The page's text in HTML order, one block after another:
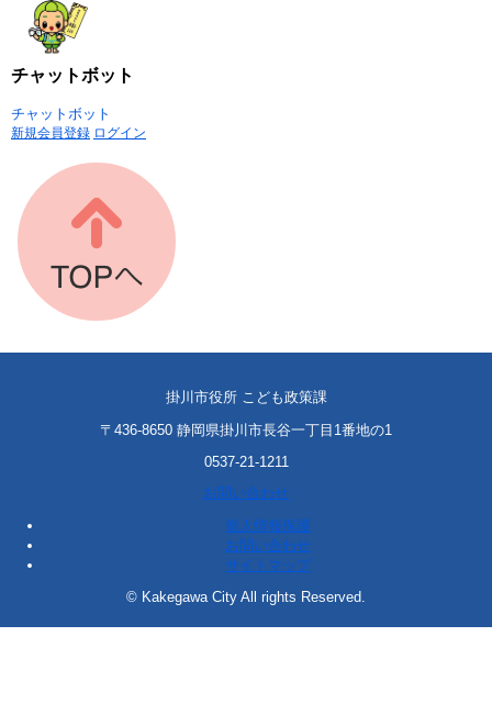
チャットボット
チャットボット
新規会員登録 ログイン
掛川市役所 こども政策課
〒436-8650 静岡県掛川市長谷一丁目1番地の1
0537-21-1211
お問い合わせ
個人情報保護
お問い合わせ
サイトマップ
© Kakegawa City All rights Reserved.